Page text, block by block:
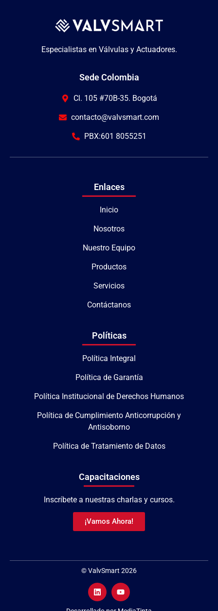
Especialistas en Válvulas y Actuadores.
Sede Colombia
Cl. 105 #70B-35. Bogotá
contacto@valvsmart.com
PBX:601 8055251
Enlaces
Inicio
Nosotros
Nuestro Equipo
Productos
Servicios
Contáctanos
Políticas
Política Integral
Política de Garantía
Política Institucional de Derechos Humanos
Política de Cumplimiento Anticorrupción y
Antisoborno
Política de Tratamiento de Datos
Capacitaciones
Inscríbete a nuestras charlas y cursos.
¡Vamos Ahora!
© ValvSmart 2026